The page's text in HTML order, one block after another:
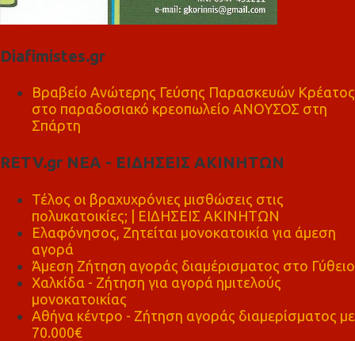
Diafimistes.gr
Βραβείο Ανώτερης Γεύσης Παρασκευών Κρέατος
στο παραδοσιακό κρεοπωλείο ΑΝΟΥΣΟΣ στη
Σπάρτη
RETV.gr ΝΕΑ - ΕΙΔΗΣΕΙΣ ΑΚΙΝΗΤΩΝ
Τέλος οι βραχυχρόνιες μισθώσεις στις
πολυκατοικίες; | ΕΙΔΗΣΕΙΣ ΑΚΙΝΗΤΩΝ
Ελαφόνησος, Ζητείται μονοκατοικία για άμεση
αγορά
Άμεση Ζήτηση αγοράς διαμέρισματος στο Γύθειο
Χαλκίδα - Ζήτηση για αγορά ημιτελούς
μονοκατοικίας
Αθήνα κέντρο - Ζήτηση αγοράς διαμερίσματος με
70.000€